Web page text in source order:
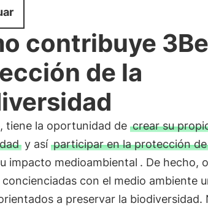
contribuye
de la
tiene la oportunidad de crear su
y así participar en la protección
impacto medioambiental . De hecho,
concienciadas con el medio ambiente
a preservar la biodiversidad.